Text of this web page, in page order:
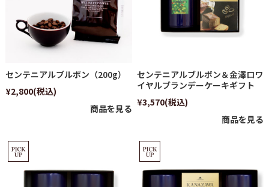
センテニアルブルボン（200g）
¥2,800(税込)
商品を見る
センテニアルブルボン＆金澤ロワ
イヤルブランデーケーキギフト
¥3,570(税込)
商品を見る